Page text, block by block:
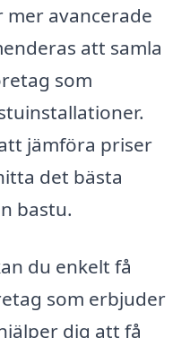
avancerade
att samla
som
jämföra priser
det bästa
bastu.
du enkelt få
som erbjuder
dig att få